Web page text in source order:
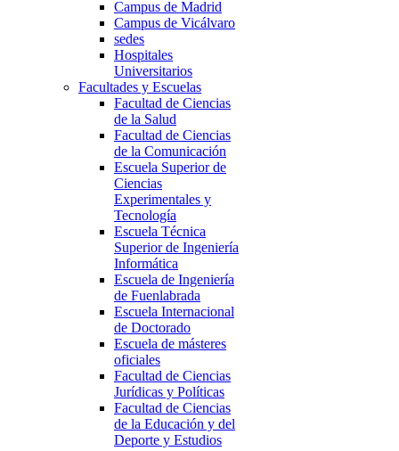
Campus de Madrid
Campus de Vicálvaro
sedes
Hospitales
Universitarios
Facultades y Escuelas
Facultad de Ciencias
de la Salud
Facultad de Ciencias
de la Comunicación
Escuela Superior de
Ciencias
Experimentales y
Tecnología
Escuela Técnica
Superior de Ingeniería
Informática
Escuela de Ingeniería
de Fuenlabrada
Escuela Internacional
de Doctorado
Escuela de másteres
oficiales
Facultad de Ciencias
Jurídicas y Políticas
Facultad de Ciencias
de la Educación y del
Deporte y Estudios